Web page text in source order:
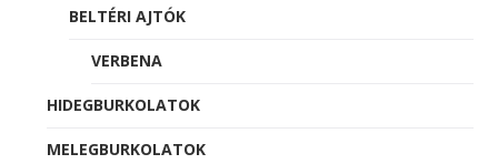
BELTÉRI AJTÓK
VERBENA
HIDEGBURKOLATOK
MELEGBURKOLATOK